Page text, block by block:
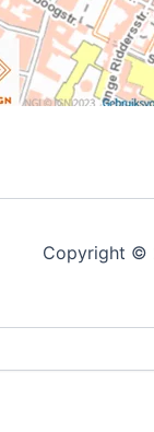
Copyright ©